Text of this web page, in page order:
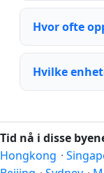
Hvor ofte
Hvilke
Tid nå i disse
Hongkong ·